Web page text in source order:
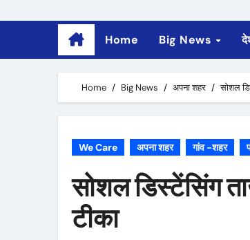
Home Big News
Home Big News अपना शहर सोशल
We Care अपना शहर गांव -शहर
सोशल डिस्टेंसिंग
टीका